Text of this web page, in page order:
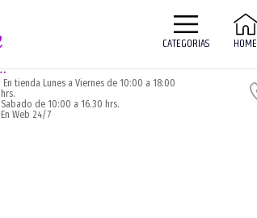
CATEGORIAS HOME
En tienda Lunes a Viernes de 10:00 a 18:00
hrs.
Sabado de 10:00 a 16.30 hrs.
En Web 24/7